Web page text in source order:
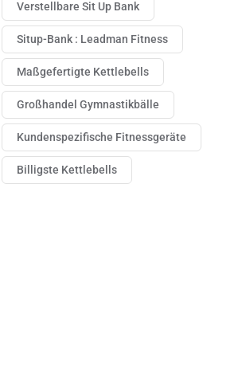
Verstellbare Sit Up Bank
Situp-Bank : Leadman Fitness
Maßgefertigte Kettlebells
Großhandel Gymnastikbälle
Kundenspezifische Fitnessgeräte
Billigste Kettlebells